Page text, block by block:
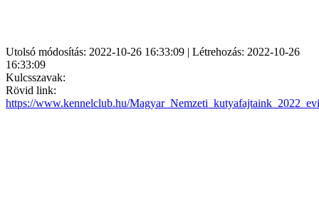
Utolsó módosítás: 2022-10-26 16:33:09 | Létrehozás: 2022-10-26
16:33:09
Kulcsszavak:
Rövid link:
https://www.kennelclub.hu/